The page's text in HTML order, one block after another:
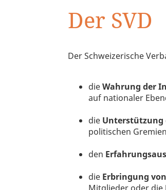
Der SVD
Der Schweizerische
dieWahrung der
auf nationaler
die Unterstützung
politischen
den
die Erbringung